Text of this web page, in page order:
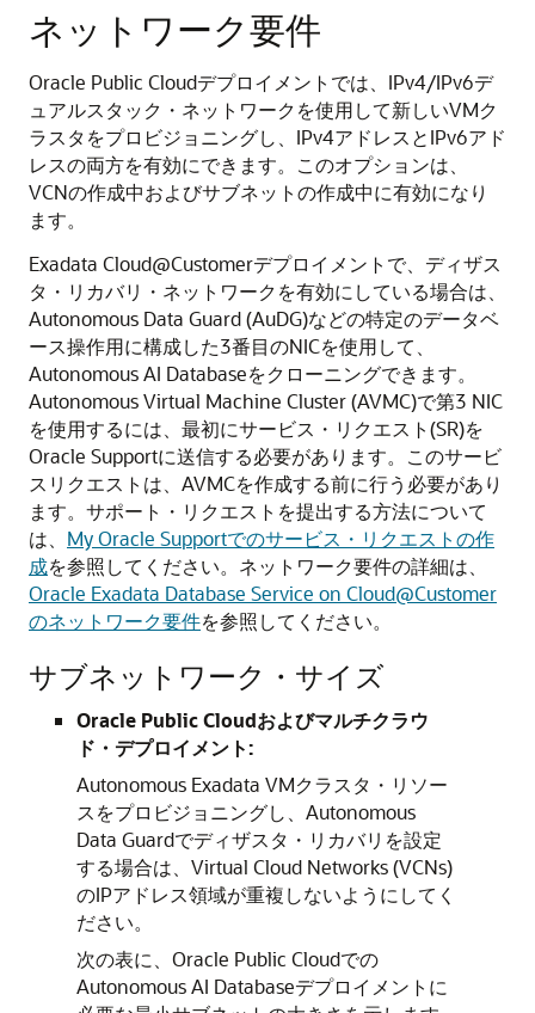
ネットワーク要件
Oracle Public Cloudデプロイメントでは、IPv4/IPv6デ
ュアルスタック・ネットワークを使用して新しいVMク
ラスタをプロビジョニングし、IPv4アドレスとIPv6アド
レスの両方を有効にできます。このオプションは、
VCNの作成中およびサブネットの作成中に有効になり
ます。
Exadata Cloud@Customerデプロイメントで、ディザス
タ・リカバリ・ネットワークを有効にしている場合は、
Autonomous Data Guard (AuDG)などの特定のデータベ
ース操作用に構成した3番目のNICを使用して、
Autonomous AI Databaseをクローニングできます。
Autonomous Virtual Machine Cluster (AVMC)で第3 NIC
を使用するには、最初にサービス・リクエスト(SR)を
Oracle Supportに送信する必要があります。このサービ
スリクエストは、AVMCを作成する前に行う必要があり
ます。サポート・リクエストを提出する方法について
は、 My Oracle Supportでのサービス・リクエストの作
成を参照してください。ネットワーク要件の詳細は、
Oracle Exadata Database Service on Cloud@Customer
のネットワーク要件を参照してください。
サブネットワーク・サイズ
Oracle Public Cloudおよびマルチクラウ
ド・デプロイメント:
Autonomous Exadata VMクラスタ・リソー
スをプロビジョニングし、Autonomous
Data Guardでディザスタ・リカバリを設定
する場合は、Virtual Cloud Networks (VCNs)
のIPアドレス領域が重複しないようにしてく
ださい。
次の表に、Oracle Public Cloudでの
Autonomous AI Databaseデプロイメントに